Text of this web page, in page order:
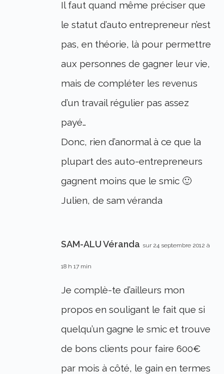
Il faut quand même préciser que
le statut d’auto entrepreneur n’est
pas, en théorie, là pour permettre
aux personnes de gagner leur vie,
mais de compléter les revenus
d’un travail régulier pas assez
payé…
Donc, rien d’anormal à ce que la
plupart des auto-entrepreneurs
gagnent moins que le smic 🙂
Julien, de sam véranda
SAM-ALU Véranda sur 24 septembre 2012 à
18 h 17 min
Je complè-te d’ailleurs mon
propos en souligant le fait que si
quelqu’un gagne le smic et trouve
de bons clients pour faire 600€
par mois à côté, le gain en termes